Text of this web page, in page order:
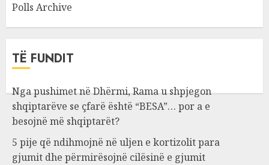
Polls Archive
TË FUNDIT
Nga pushimet në Dhërmi, Rama u shpjegon
shqiptarëve se çfarë është “BESA”… por a e
besojnë më shqiptarët?
5 pije që ndihmojnë në uljen e kortizolit para
gjumit dhe përmirësojnë cilësinë e gjumit